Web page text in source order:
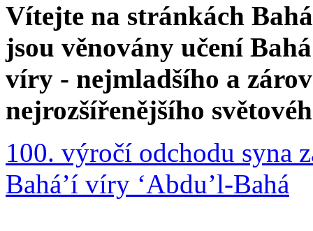
Vítejte na stránkách
jsou věnovány učení
víry - nejmladšího a
nejrozšířenějšího
100. výročí odchodu syna
Bahá’í víry ‘Abdu’l-Bahá